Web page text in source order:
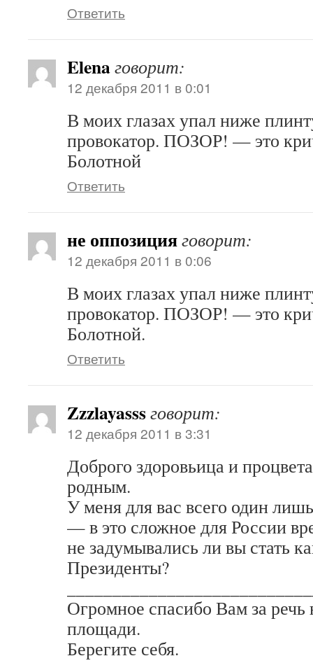
Ответить
Elenaговорит:
12 декабря 2011 в 0:01
В моих глазах упал ниже
провокатор. ПОЗОР! — это
Болотной
Ответить
не оппозицияговорит:
12 декабря 2011 в 0:06
В моих глазах упал ниже
провокатор. ПОЗОР! — это
Болотной.
Ответить
Zzzlayasssговорит:
12 декабря 2011 в 3:31
Доброго здоровьица и
родным.
У меня для вас всего один
— в это сложное для России
не задумывались ли вы стать
Президенты?
Огромное спасибо Вам за речь
площади.
Берегите себя.